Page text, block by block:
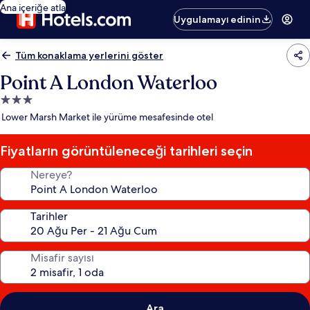
Ana içeriğe atla
Uygulamayı edinin
Tüm konaklama yerlerini göster
Point A London Waterloo
3.0
yıldızlı
yeri
Lower Marsh Market ile yürüme mesafesinde otel
Fiyatların görüntüleneceği tarihleri seçin
Nereye?
Tarihler
Misafir sayısı